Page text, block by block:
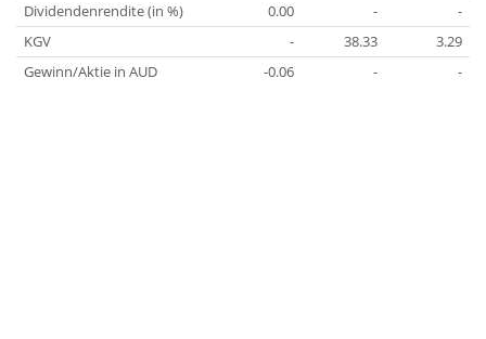
Dividendenrendite (in %)
0.00 -
-
KGV
- 38.33
3.29
Gewinn/Aktie in AUD
-0.06 - -